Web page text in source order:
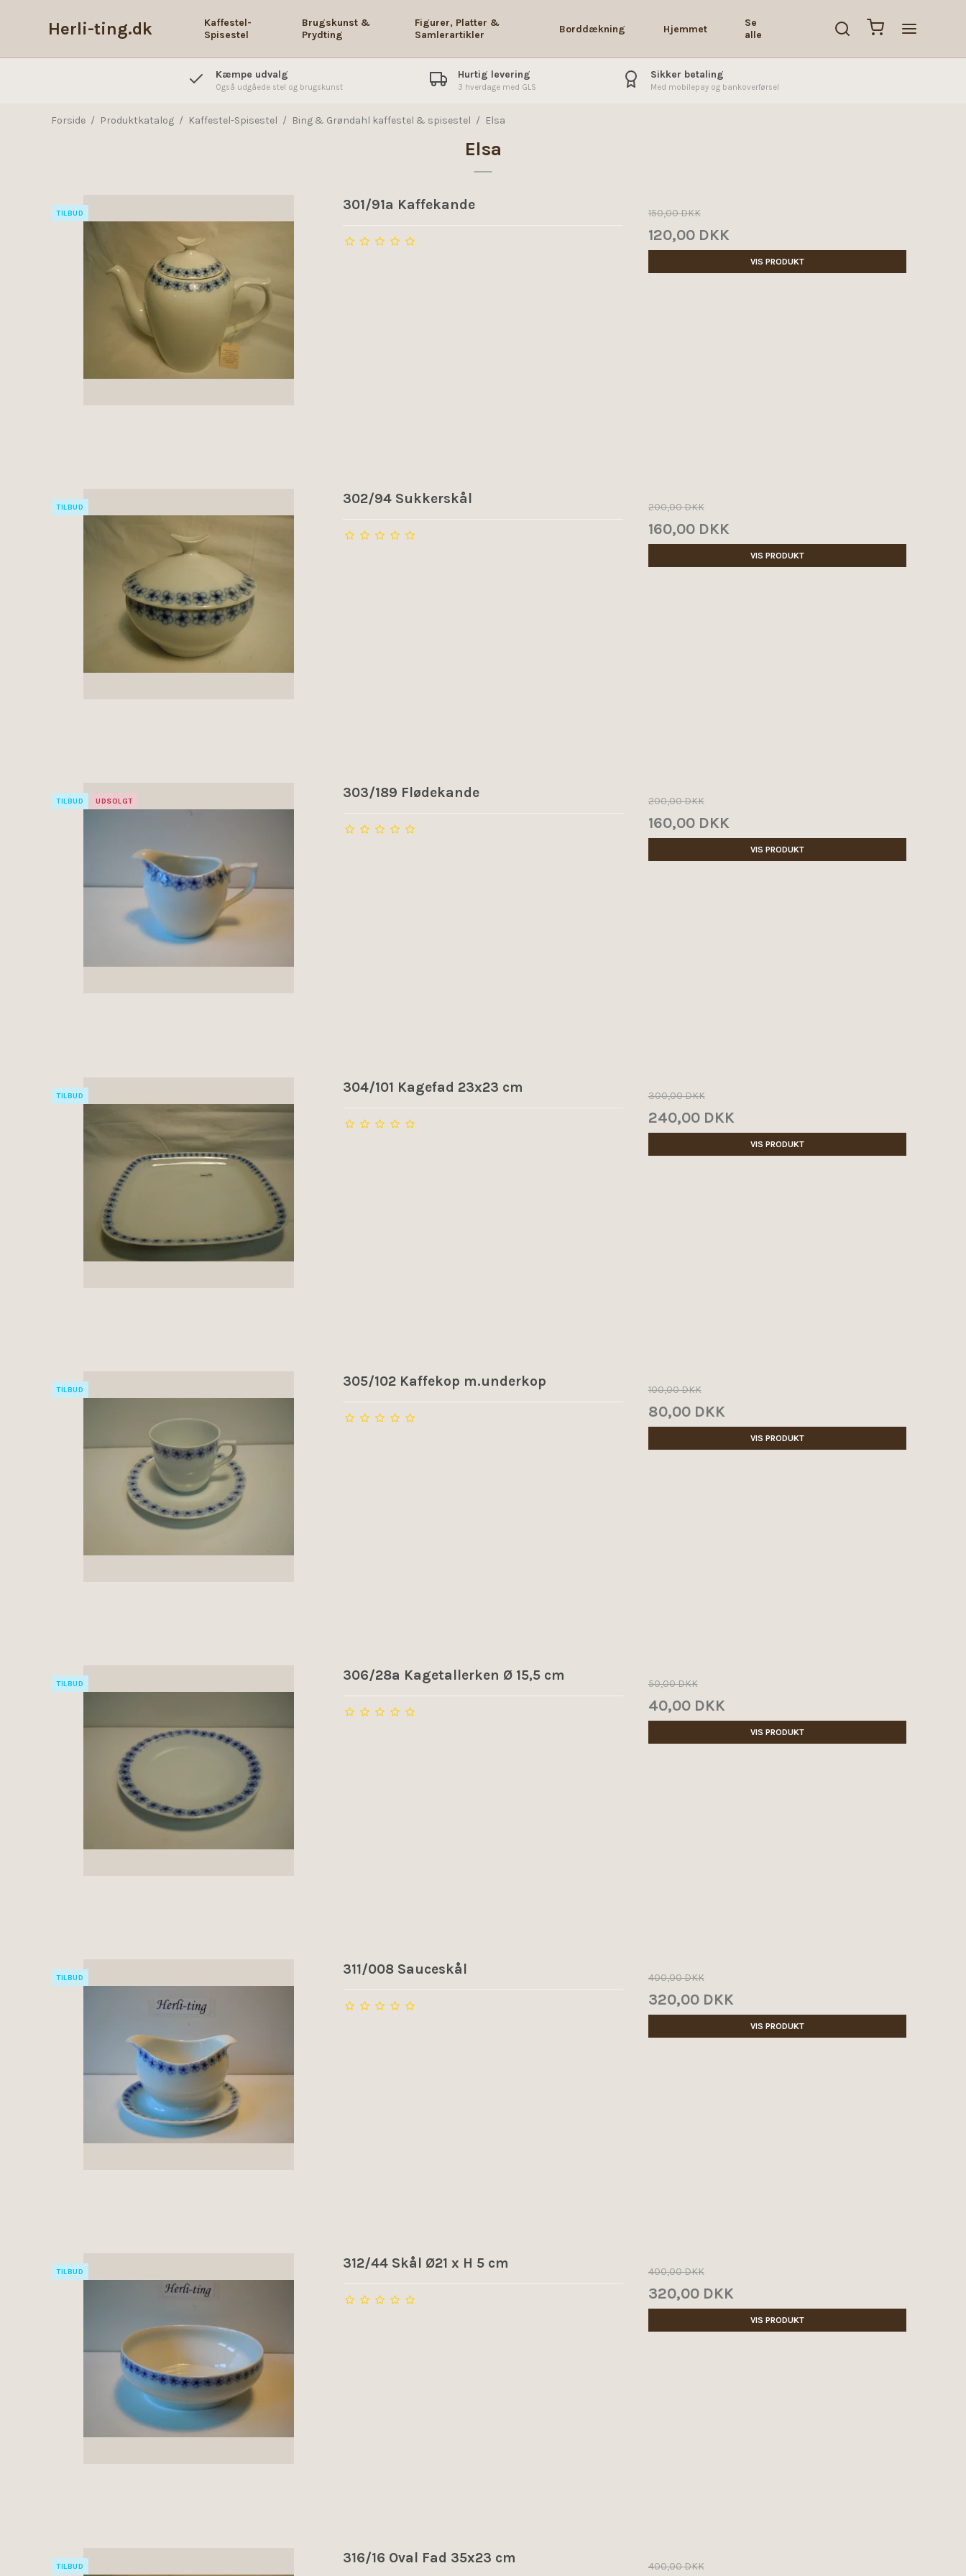
Herli-ting.dk
Kaffestel-
Spisestel
Brugskunst &
Prydting
Figurer, Platter &
Samlerartikler
Borddækning Hjemmet
Se
alle
Kæmpe udvalg
Også udgåede stel og brugskunst
Hurtig levering
3 hverdage med GLS
Sikker betaling
Med mobilepay og bankoverførsel
Forside / Produktkatalog / Kaffestel-Spisestel / Bing & Grøndahl kaffestel & spisestel / Elsa
Elsa
TILBUD
301/91a Kaffekande
150,00 DKK
120,00 DKK
VIS PRODUKT
TILBUD
302/94 Sukkerskål
200,00 DKK
160,00 DKK
VIS PRODUKT
TILBUD UDSOLGT
303/189 Flødekande
200,00 DKK
160,00 DKK
VIS PRODUKT
TILBUD
304/101 Kagefad 23x23 cm
300,00 DKK
240,00 DKK
VIS PRODUKT
TILBUD
305/102 Kaffekop m.underkop
100,00 DKK
80,00 DKK
VIS PRODUKT
TILBUD
306/28a Kagetallerken Ø 15,5 cm
50,00 DKK
40,00 DKK
VIS PRODUKT
TILBUD
311/008 Sauceskål
400,00 DKK
320,00 DKK
VIS PRODUKT
TILBUD
312/44 Skål Ø21 x H 5 cm
400,00 DKK
320,00 DKK
VIS PRODUKT
TILBUD
316/16 Oval Fad 35x23 cm
400,00 DKK